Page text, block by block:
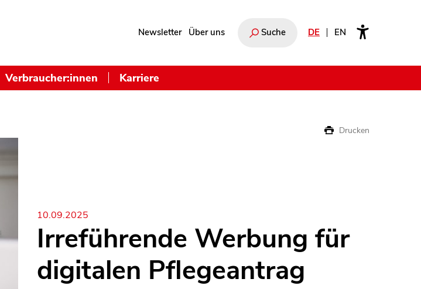
Newsletter Über uns Suche DE EN
Verbraucher:innen Karriere
Drucken
10.09.2025
Irreführende Werbung für
digitalen Pflegeantrag